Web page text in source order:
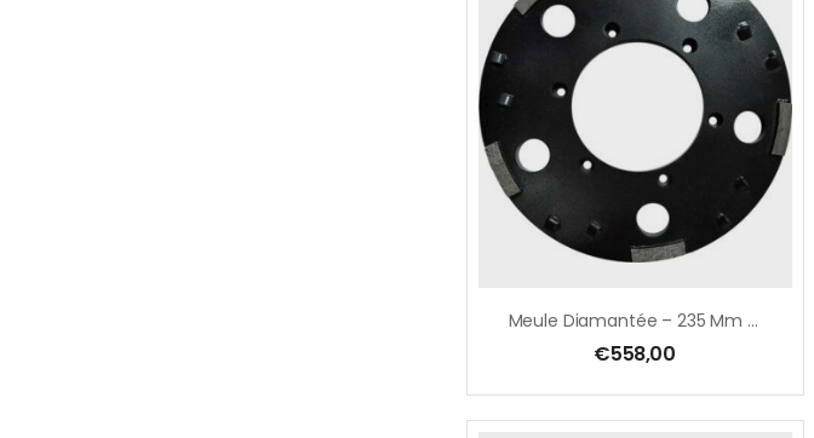
Meule Diamantée – 235 Mm – Pour EBS 235.1- PCD – Noir
€558,00